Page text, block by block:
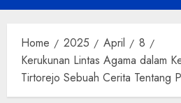
Menu
Home 2025 April
8
Kerukunan Lintas Agama dalam
Tirtorejo Sebuah Cerita Tentang